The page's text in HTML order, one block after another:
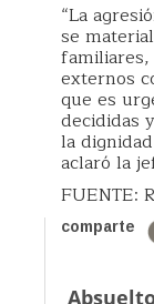
“La
se
familiares,
externos
que es
decididas
la
aclaró la
FUENTE:
comparte